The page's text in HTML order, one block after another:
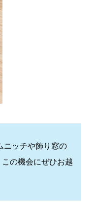
ニッチや飾り窓の
の機会にぜひお越